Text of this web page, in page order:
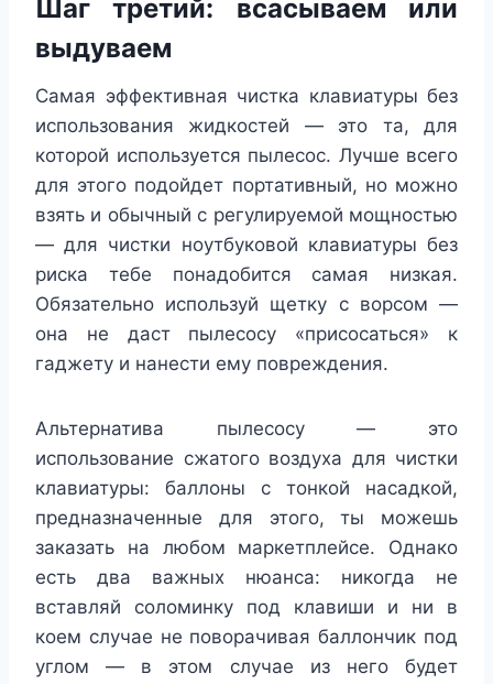
Шаг третий: всасываем или
выдуваем
Самая эффективная чистка клавиатуры без
использования жидкостей — это та, для
которой используется пылесос. Лучше всего
для этого подойдет портативный, но можно
взять и обычный с регулируемой мощностью
— для чистки ноутбуковой клавиатуры без
риска тебе понадобится самая низкая.
Обязательно используй щетку с ворсом —
она не даст пылесосу «присосаться» к
гаджету и нанести ему повреждения.
Альтернатива пылесосу — это
использование сжатого воздуха для чистки
клавиатуры: баллоны с тонкой насадкой,
предназначенные для этого, ты можешь
заказать на любом маркетплейсе. Однако
есть два важных нюанса: никогда не
вставляй соломинку под клавиши и ни в
коем случае не поворачивая баллончик под
углом — в этом случае из него будет